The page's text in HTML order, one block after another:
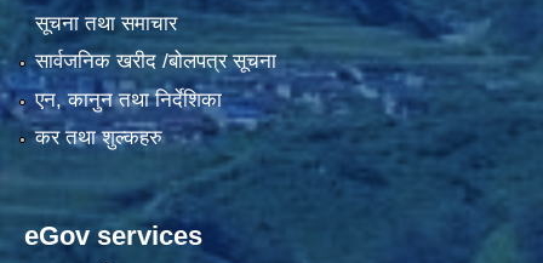
सूचना तथा समाचार
सार्वजनिक खरीद /बोलपत्र सूचना
एन, कानुन तथा निर्देशिका
कर तथा शुल्कहरु
eGov services